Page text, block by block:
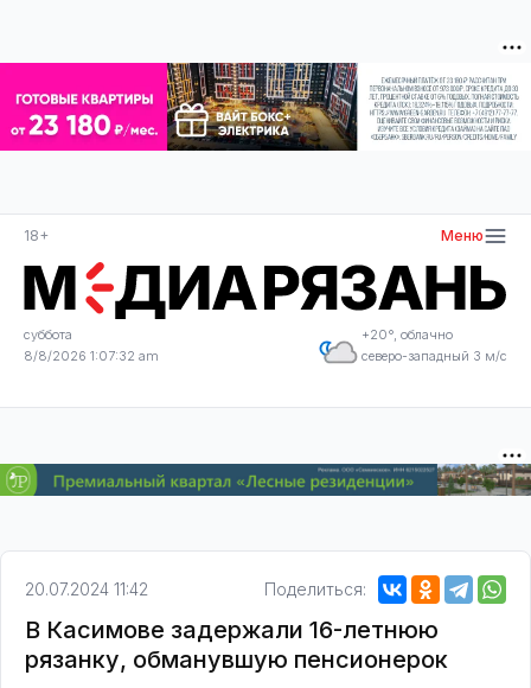
18+ Меню
суббота
8/8/2026 1:07:32 am
+20°, облачно
северо-западный 3 м/с
20.07.2024 11:42 Поделиться:
В Касимове задержали 16-летнюю
рязанку, обманувшую пенсионерок